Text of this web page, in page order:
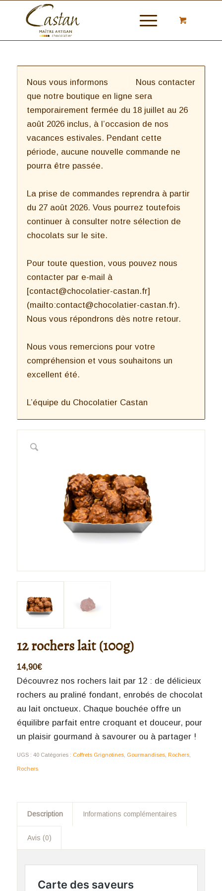
Nous contacter
Nous vous informons
que notre boutique en ligne sera
temporairement fermée du 18 juillet au 26
août 2026 inclus, à l’occasion de nos
vacances estivales. Pendant cette
période, aucune nouvelle commande ne
pourra être passée.
La prise de commandes reprendra à partir
du 27 août 2026. Vous pourrez toutefois
continuer à consulter notre sélection de
chocolats sur le site.
Pour toute question, vous pouvez nous
contacter par e-mail à
[contact@chocolatier-castan.fr]
(mailto:contact@chocolatier-castan.fr).
Nous vous répondrons dès notre retour.
Nous vous remercions pour votre
compréhension et vous souhaitons un
excellent été.
L’équipe du Chocolatier Castan
12 rochers lait (100g)
14,90€
Découvrez nos rochers lait par 12 : de délicieux
rochers au praliné fondant, enrobés de chocolat
au lait onctueux. Chaque bouchée offre un
équilibre parfait entre croquant et douceur, pour
un plaisir gourmand à savourer ou à partager !
UGS : 40 Catégories : Coffrets Grignotines, Gourmandises, Rochers,
Rochers
Description Informations complémentaires
Avis (0)